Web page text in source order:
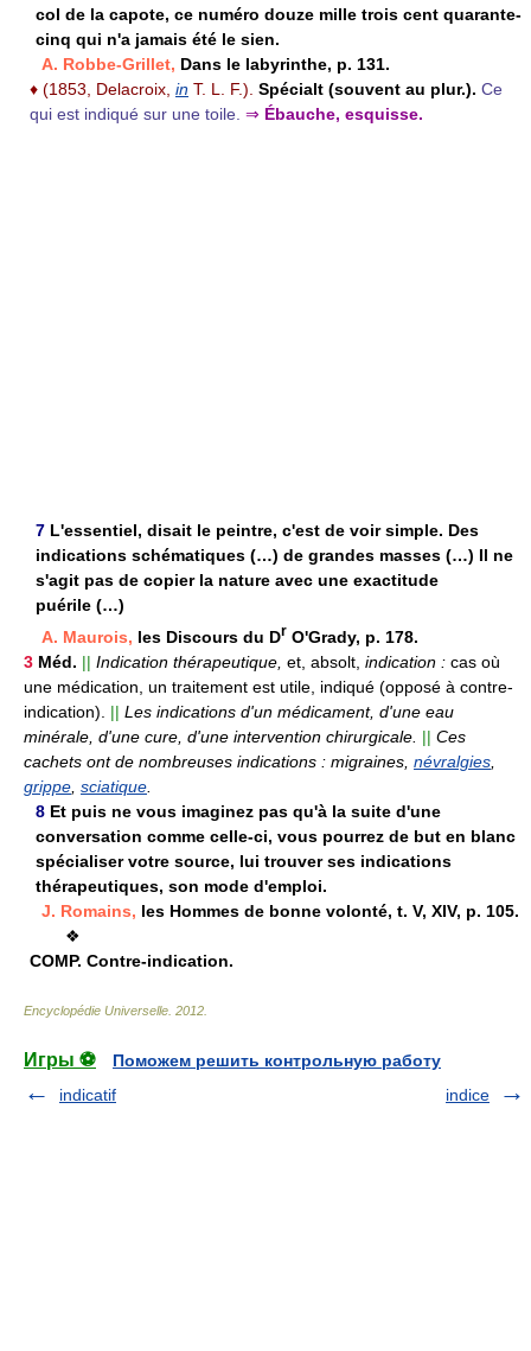
col de la capote, ce numéro douze mille trois cent quarante-
cinq qui n'a jamais été le sien.
A. Robbe-Grillet, Dans le labyrinthe, p. 131.
♦ (1853, Delacroix, in T. L. F.). Spécialt (souvent au plur.). Ce
qui est indiqué sur une toile. ⇒ Ébauche, esquisse.
7 L'essentiel, disait le peintre, c'est de voir simple. Des
indications schématiques (…) de grandes masses (…) Il ne
s'agit pas de copier la nature avec une exactitude
puérile (…)
A. Maurois, les Discours du Dr O'Grady, p. 178.
3 Méd. || Indication thérapeutique, et, absolt, indication : cas où
une médication, un traitement est utile, indiqué (opposé à contre-
indication).
|| Les indications d'un médicament, d'une eau
minérale, d'une cure, d'une intervention chirurgicale. || Ces
cachets ont de nombreuses indications : migraines, névralgies
grippe sciatique
8 Et puis ne vous imaginez pas qu'à la suite d'une
conversation comme celle-ci, vous pourrez de but en blanc
spécialiser votre source, lui trouver ses indications
thérapeutiques, son mode d'emploi.
J. Romains, les Hommes de bonne volonté, t. V, XIV, p. 105.
❖
COMP. Contre-indication.
Encyclopédie Universelle 2012
Игры ⚽
Поможем решить контрольную работу
indicatif
indice